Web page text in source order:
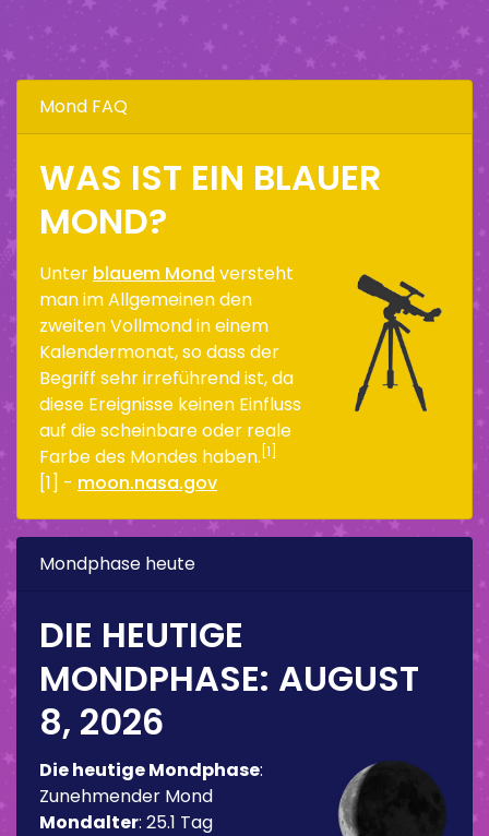
Mond FAQ
WAS IST EIN BLAUER
MOND?
Unter blauem Mond versteht
man im Allgemeinen den
zweiten Vollmond in einem
Kalendermonat, so dass der
Begriff sehr irreführend ist, da
diese Ereignisse keinen Einfluss
auf die scheinbare oder reale
Farbe des Mondes haben. [1]
[1] - moon.nasa.gov
Mondphase heute
DIE HEUTIGE
MONDPHASE: AUGUST
8, 2026
Die heutige Mondphase:
Zunehmender Mond
Mondalter: 25.1 Tag